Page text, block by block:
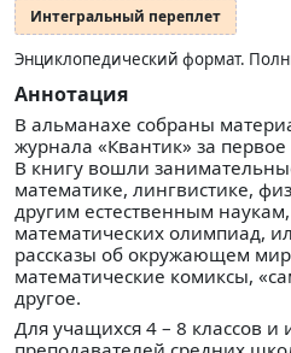
Интегральный переплет
Энциклопедический формат.
Аннотация
В альманахе собраны
журнала «Квантик» за
В книгу вошли
математике, лингвистике,
другим естественным
математических олимпиад,
рассказы об окружающем
математические комиксы,
другое.
Для учащихся 4 – 8 классов и